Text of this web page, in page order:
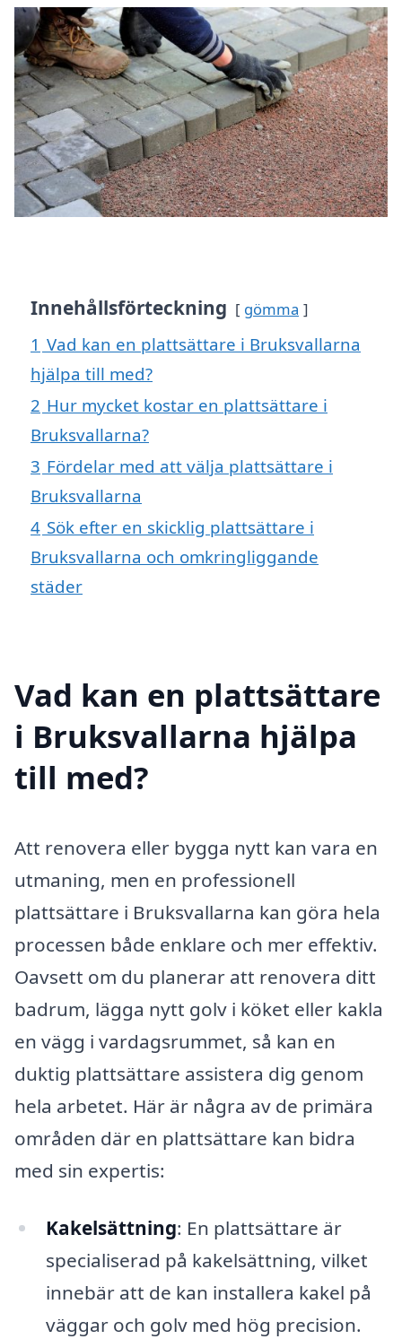
Innehållsförteckning gömma
1 Vad kan en plattsättare i Bruksvallarna
hjälpa till med?
2 Hur mycket kostar en plattsättare i
Bruksvallarna?
3 Fördelar med att välja plattsättare i
Bruksvallarna
4 Sök efter en skicklig plattsättare i
Bruksvallarna och omkringliggande
städer
Vad kan en plattsättare
i Bruksvallarna hjälpa
till med?
Att renovera eller bygga nytt kan vara en
utmaning, men en professionell
plattsättare i Bruksvallarna kan göra hela
processen både enklare och mer effektiv.
Oavsett om du planerar att renovera ditt
badrum, lägga nytt golv i köket eller kakla
en vägg i vardagsrummet, så kan en
duktig plattsättare assistera dig genom
hela arbetet. Här är några av de primära
områden där en plattsättare kan bidra
med sin expertis:
Kakelsättning: En plattsättare är
specialiserad på kakelsättning, vilket
innebär att de kan installera kakel på
väggar och golv med hög precision.